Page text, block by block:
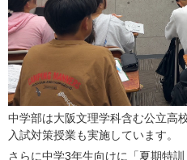
中学部は大阪文理学科含む公立高
入試対策授業も実施しています。
さらに中学3年生向けに「夏期特